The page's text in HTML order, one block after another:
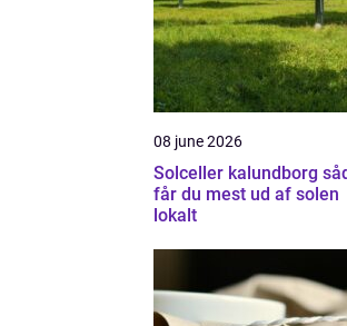
08 june 2026
Solceller kalundborg sådan
får du mest ud af solen
lokalt